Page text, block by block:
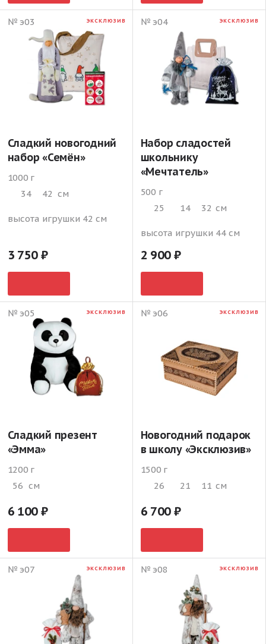
№ э03 ЭКСКЛЮЗИВ
Сладкий новогодний
набор «Семён»
1000 г
34
42 см
высота игрушки 42 см
3 750
№ э04 ЭКСКЛЮЗИВ
Набор сладостей
школьнику
«Мечтатель»
500 г
25
14 32 см
высота игрушки 44 см
2 900
№ э05 ЭКСКЛЮЗИВ
Сладкий презент
«Эмма»
1200 г
56 см
6 100
№ э06 ЭКСКЛЮЗИВ
Новогодний подарок
в школу «Эксклюзив»
1500 г
26
21 11 см
6 700
№ э07 ЭКСКЛЮЗИВ № э08 ЭКСКЛЮЗИВ